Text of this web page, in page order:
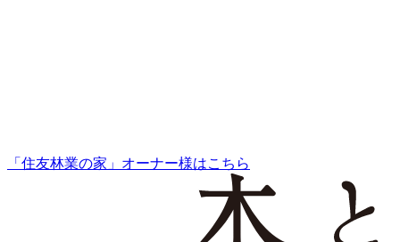
「住友林業の家」オーナー様はこちら